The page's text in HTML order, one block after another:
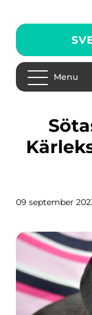
Menu
Sötaste Hund – En
09 september